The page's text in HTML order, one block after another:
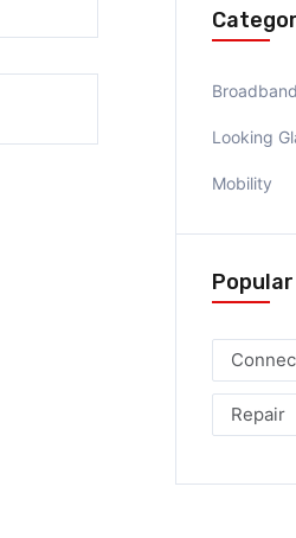
Broadband
Looking
Mobility
Repair